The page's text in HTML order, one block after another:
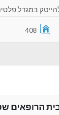
408 מר להייטק
408
הרופאים